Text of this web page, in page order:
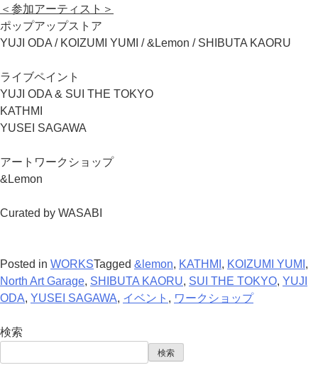
＜参加アーティスト＞
ポップアップストア
YUJI ODA / KOIZUMI YUMI / &Lemon / SHIBUTA KAORU
ライブペイント
YUJI ODA & SUI THE TOKYO
KATHMI
YUSEI SAGAWA
アートワークショップ
&Lemon
Curated by WASABI
Posted in WORKSTagged &lemon, KATHMI , KOIZUMI YUMI ,
North Art Garage, SHIBUTA KAORU, SUI THE TOKYO, YUJI
ODA, YUSEI SAGAWA, イベント , ワークショップ
検索
検索